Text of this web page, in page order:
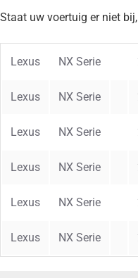
Staat uw voertuig er niet
Lexus NX Serie
Lexus NX Serie
Lexus NX Serie
Lexus NX Serie
Lexus NX Serie
Lexus NX Serie